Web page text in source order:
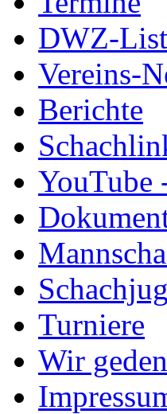
DWZ-
Vereins-
Berichte
YouTube
Turniere
Wir